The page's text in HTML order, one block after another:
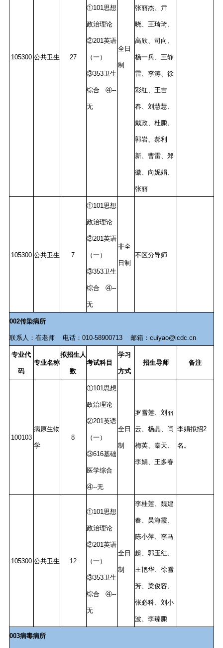
105300 公共卫生 27
①101思想
政治理论
②201英语
（一）
③353卫生
综合 ④--
无
全日
制
张丽杰、亓
晓、王琦琦、
高欣、司向、
杨一兵、王静
雷、李涛、徐
彩红、王吉
春、刘慧慧、
戴政、杜鹏、
郭岩、郝利
新、曹雷、郑
徽、向妮娟、
张丽
105300 公共卫生 7
①101思想
政治理论
②201英语
（一）
③353卫生
综合 ④--
无
非全
日制
不区分导师
002传染病所
联系人：崔老师 电话：010-58900713 邮箱：cuiyao@icdc.cn
专业代
码
专业名称
拟招生人
数
考试科目
学习
方式
招生导师 备注
100103
病原生物
学
8
①101思想
政治理论
②201英语
（一）
③616基础
医学综合
④--无
全日
制
罗雪莲、刘丽
云、杨晶、闫
梅英、秦天、
李娟、王多春
李娟拟招2
名。
105300 公共卫生 12
①101思想
政治理论
②201英语
（一）
③353卫生
综合 ④--
无
全日
制
李桂莲、魏建
春、吴海霞、
陈小萍、李马
超、郭玉红、
王艳华、徐雪
芳、梁俊容、
张必科、刘小
波、李臻鹏
003病毒病所